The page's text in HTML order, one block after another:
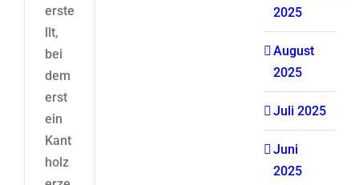
erste
llt,
bei
dem
erst
ein
Kant
holz
2025
August
2025
Juli 2025
Juni
2025